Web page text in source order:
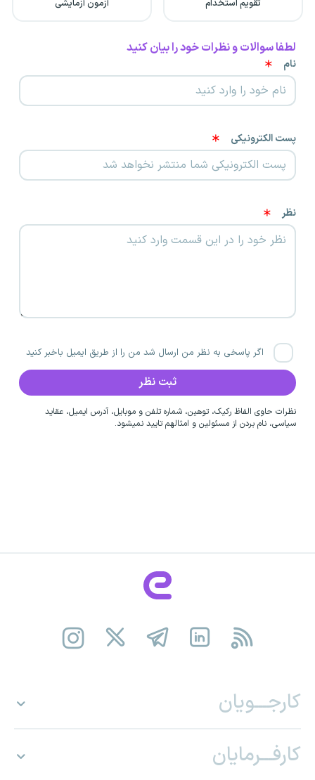
تقویم استخدام آزمون آزمایشی
لطفا سوالات و نظرات خود را بیان کنید
نام
پست الکترونیکی
نظر
اگر پاسخی به نظر من ارسال شد من را از طریق ایمیل باخبر کنید
نظرات حاوی الفاظ رکیک، توهین، شماره تلفن و موبایل، آدرس ایمیل، عقاید
سیاسی، نام بردن از مسئولین و امثالهم تایید نمیشود.
کارجـــویان
کارفـــرمایان